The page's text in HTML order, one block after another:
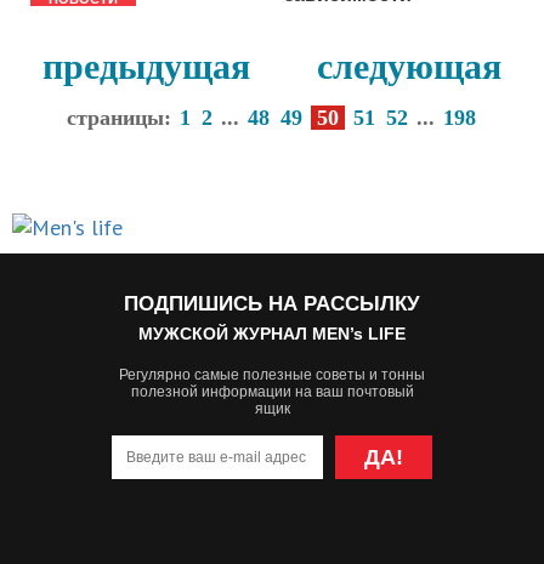
предыдущая следующая
страницы: 1 2 ... 48 49 50 51 52 ... 198
ПОДПИШИСЬ НА РАССЫЛКУ
МУЖСКОЙ ЖУРНАЛ MEN’s LIFE
Регулярно самые полезные советы и тонны
полезной информации на ваш почтовый
ящик
ДА!